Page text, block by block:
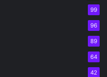
99
96
89
64
42